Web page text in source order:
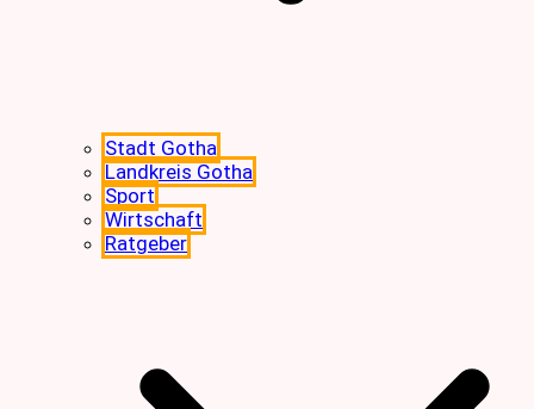
Stadt Gotha
Landkreis Gotha
Sport
Wirtschaft
Ratgeber